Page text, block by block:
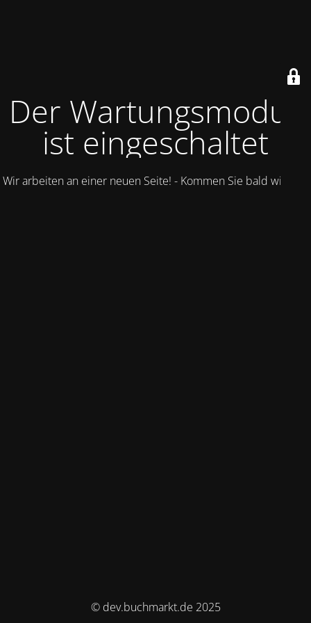
Der Wartungsmodus
ist eingeschaltet
Wir arbeiten an einer neuen Seite! - Kommen Sie bald wieder.
© dev.buchmarkt.de 2025